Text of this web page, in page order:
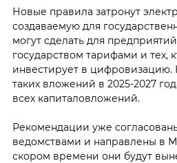
Новые правила затронут
создаваемую для
могут сделать для
государством тарифами и тех,
инвестирует в
таких вложений в 2025-2027
всех капиталовложений.
Рекомендации уже
ведомствами и направлены в
скором времени они будут